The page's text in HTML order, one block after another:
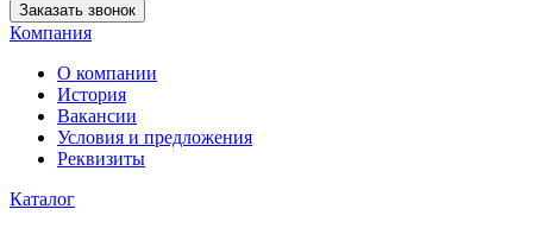
Заказать звонок
Компания
О компании
История
Вакансии
Условия и предложения
Реквизиты
Каталог